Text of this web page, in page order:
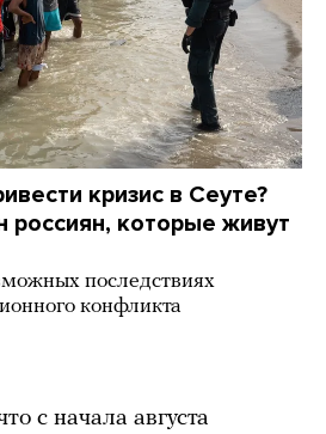
кризис в Сеуте?
россиян, которые живут
последствиях
конфликта
с начала августа